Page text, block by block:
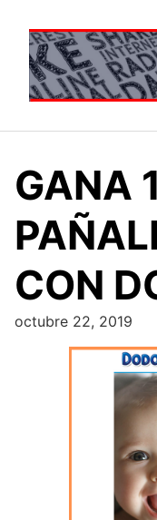
contenido
GANA
CON
octubre 22, 2019